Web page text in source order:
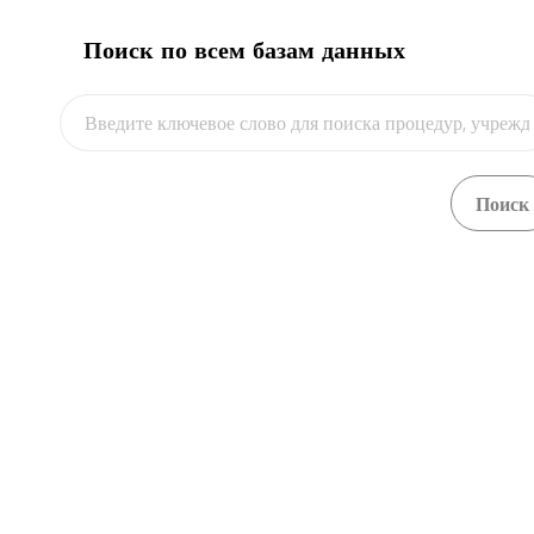
Поиск по всем базам данных
пр.